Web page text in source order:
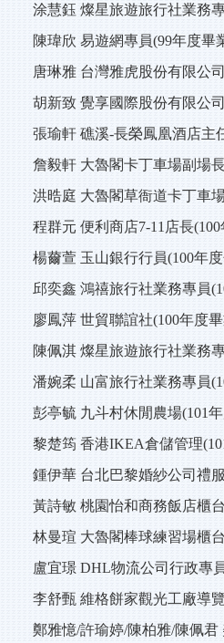
涂慧鈺 燦星旅遊旅行社業務
陳瑋欣 易遊網專員(99年度畢
唐琳雅 台灣雅虎股份有限公
胡新致 覺享國際股份有限公
張瑜軒 礁溪-長榮鳳凰酒店主
詹毅軒 大魯閣卡丁車場副場
洪晧庭 大魯閣草衙道卡丁車
程群元 便利商店7-11店長
楊薾萱 玉山銀行行員(100年
邱奕鑫 鴻禧旅行社業務專員
廖鳳萍 世貿聯誼社(100年度
陳佩淇 燦星旅遊旅行社業務
潘婉柔 山富旅行社業務專員
彭亭毓 九斗村休閒農場(101
黎楚筠 香港IKEA倉儲管理
鍾伊華 台北巴黎婚紗公司禮
黃詩敏 桃園怡和商務飯店櫃
林曼瑄 大魯閣棒球練習場櫃
盧宜璟 DHL物流公司行政專
李舒甄 維格餅家觀光工廠導
鄭雅憶/許瑜婷/陳柏雅/陳佩